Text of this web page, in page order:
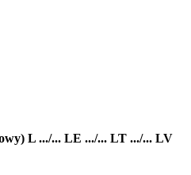
L .../... LE .../... LT .../... LV